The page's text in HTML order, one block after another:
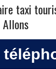
taxi
Allons